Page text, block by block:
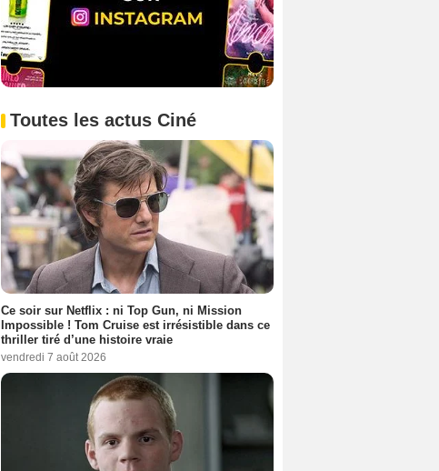
Toutes les actus Ciné
Ce soir sur Netflix : ni Top Gun, ni Mission
Impossible ! Tom Cruise est irrésistible dans ce
thriller tiré d’une histoire vraie
vendredi 7 août 2026